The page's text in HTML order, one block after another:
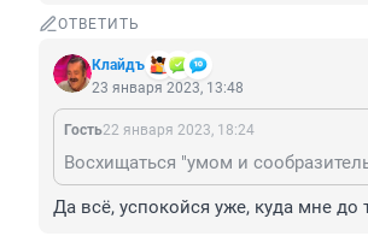
ОТВЕТИТЬ
Клайдъ
23 января 2023, 13:48
Гость22 января 2023, 18:24
Да всё, успокойся уже, куда мне до